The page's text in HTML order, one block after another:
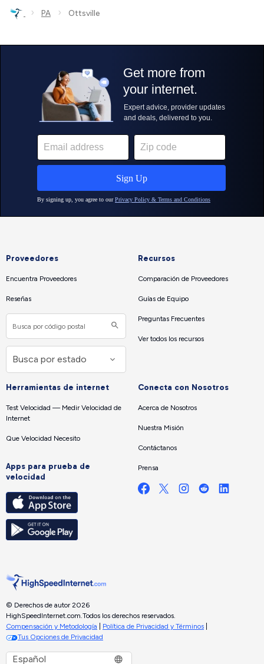
› PA › Ottsville
Proveedores
Encuentra Proveedores
Reseñas
Recursos
Comparación de Proveedores
Guías de Equipo
Preguntas Frecuentes
Ver todos los recursos
Herramientas de internet
Test Velocidad — Medir Velocidad de
Internet
Que Velocidad Necesito
Apps para prueba de
velocidad
Conecta con Nosotros
Acerca de Nosotros
Nuestra Misión
Contáctanos
Prensa
© Derechos de autor 2026
HighSpeedInternet.com. Todos los derechos reservados.
Compensación y Metodología
Política de Privacidad y Términos
Tus Opciones de Privacidad